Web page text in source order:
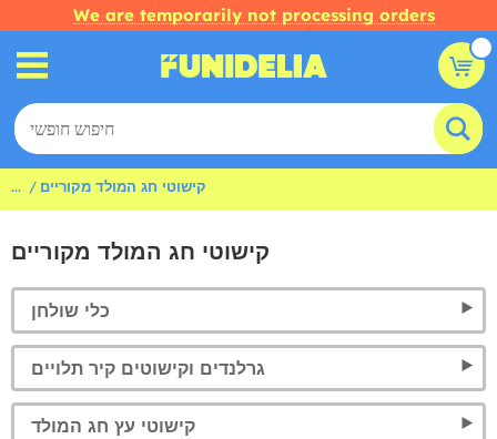
We are temporarily not processing orders
... קישוטי חג המולד מקוריים
קישוטי חג המולד מקוריים
כלי שולחן
גרלנדים וקישוטים קיר תלויים
קישוטי עץ חג המולד